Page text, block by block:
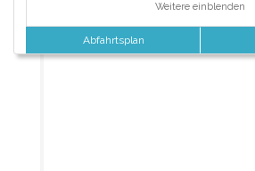
Weitere einblenden
Abfahrtsplan